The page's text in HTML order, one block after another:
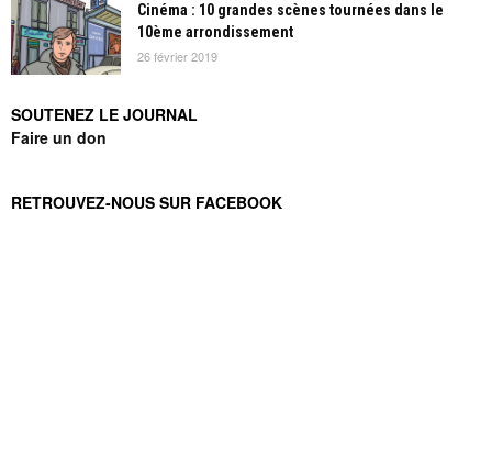
Cinéma : 10 grandes scènes tournées dans le
10ème arrondissement
26 février 2019
SOUTENEZ LE JOURNAL
Faire un don
RETROUVEZ-NOUS SUR FACEBOOK